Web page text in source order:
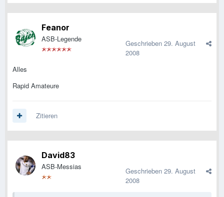
Feanor
ASB-Legende Geschrieben 29. August
2008
Alles
Rapid Amateure
Zitieren
David83
ASB-Messias Geschrieben 29. August
2008